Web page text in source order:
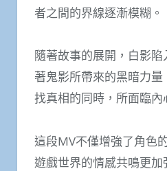
者之間的界線逐漸模糊。
隨著故事的展開，白影
著鬼影所帶來的黑暗力
找真相的同時，所面臨內
這段MV不僅增強了角色
遊戲世界的情感共鳴更